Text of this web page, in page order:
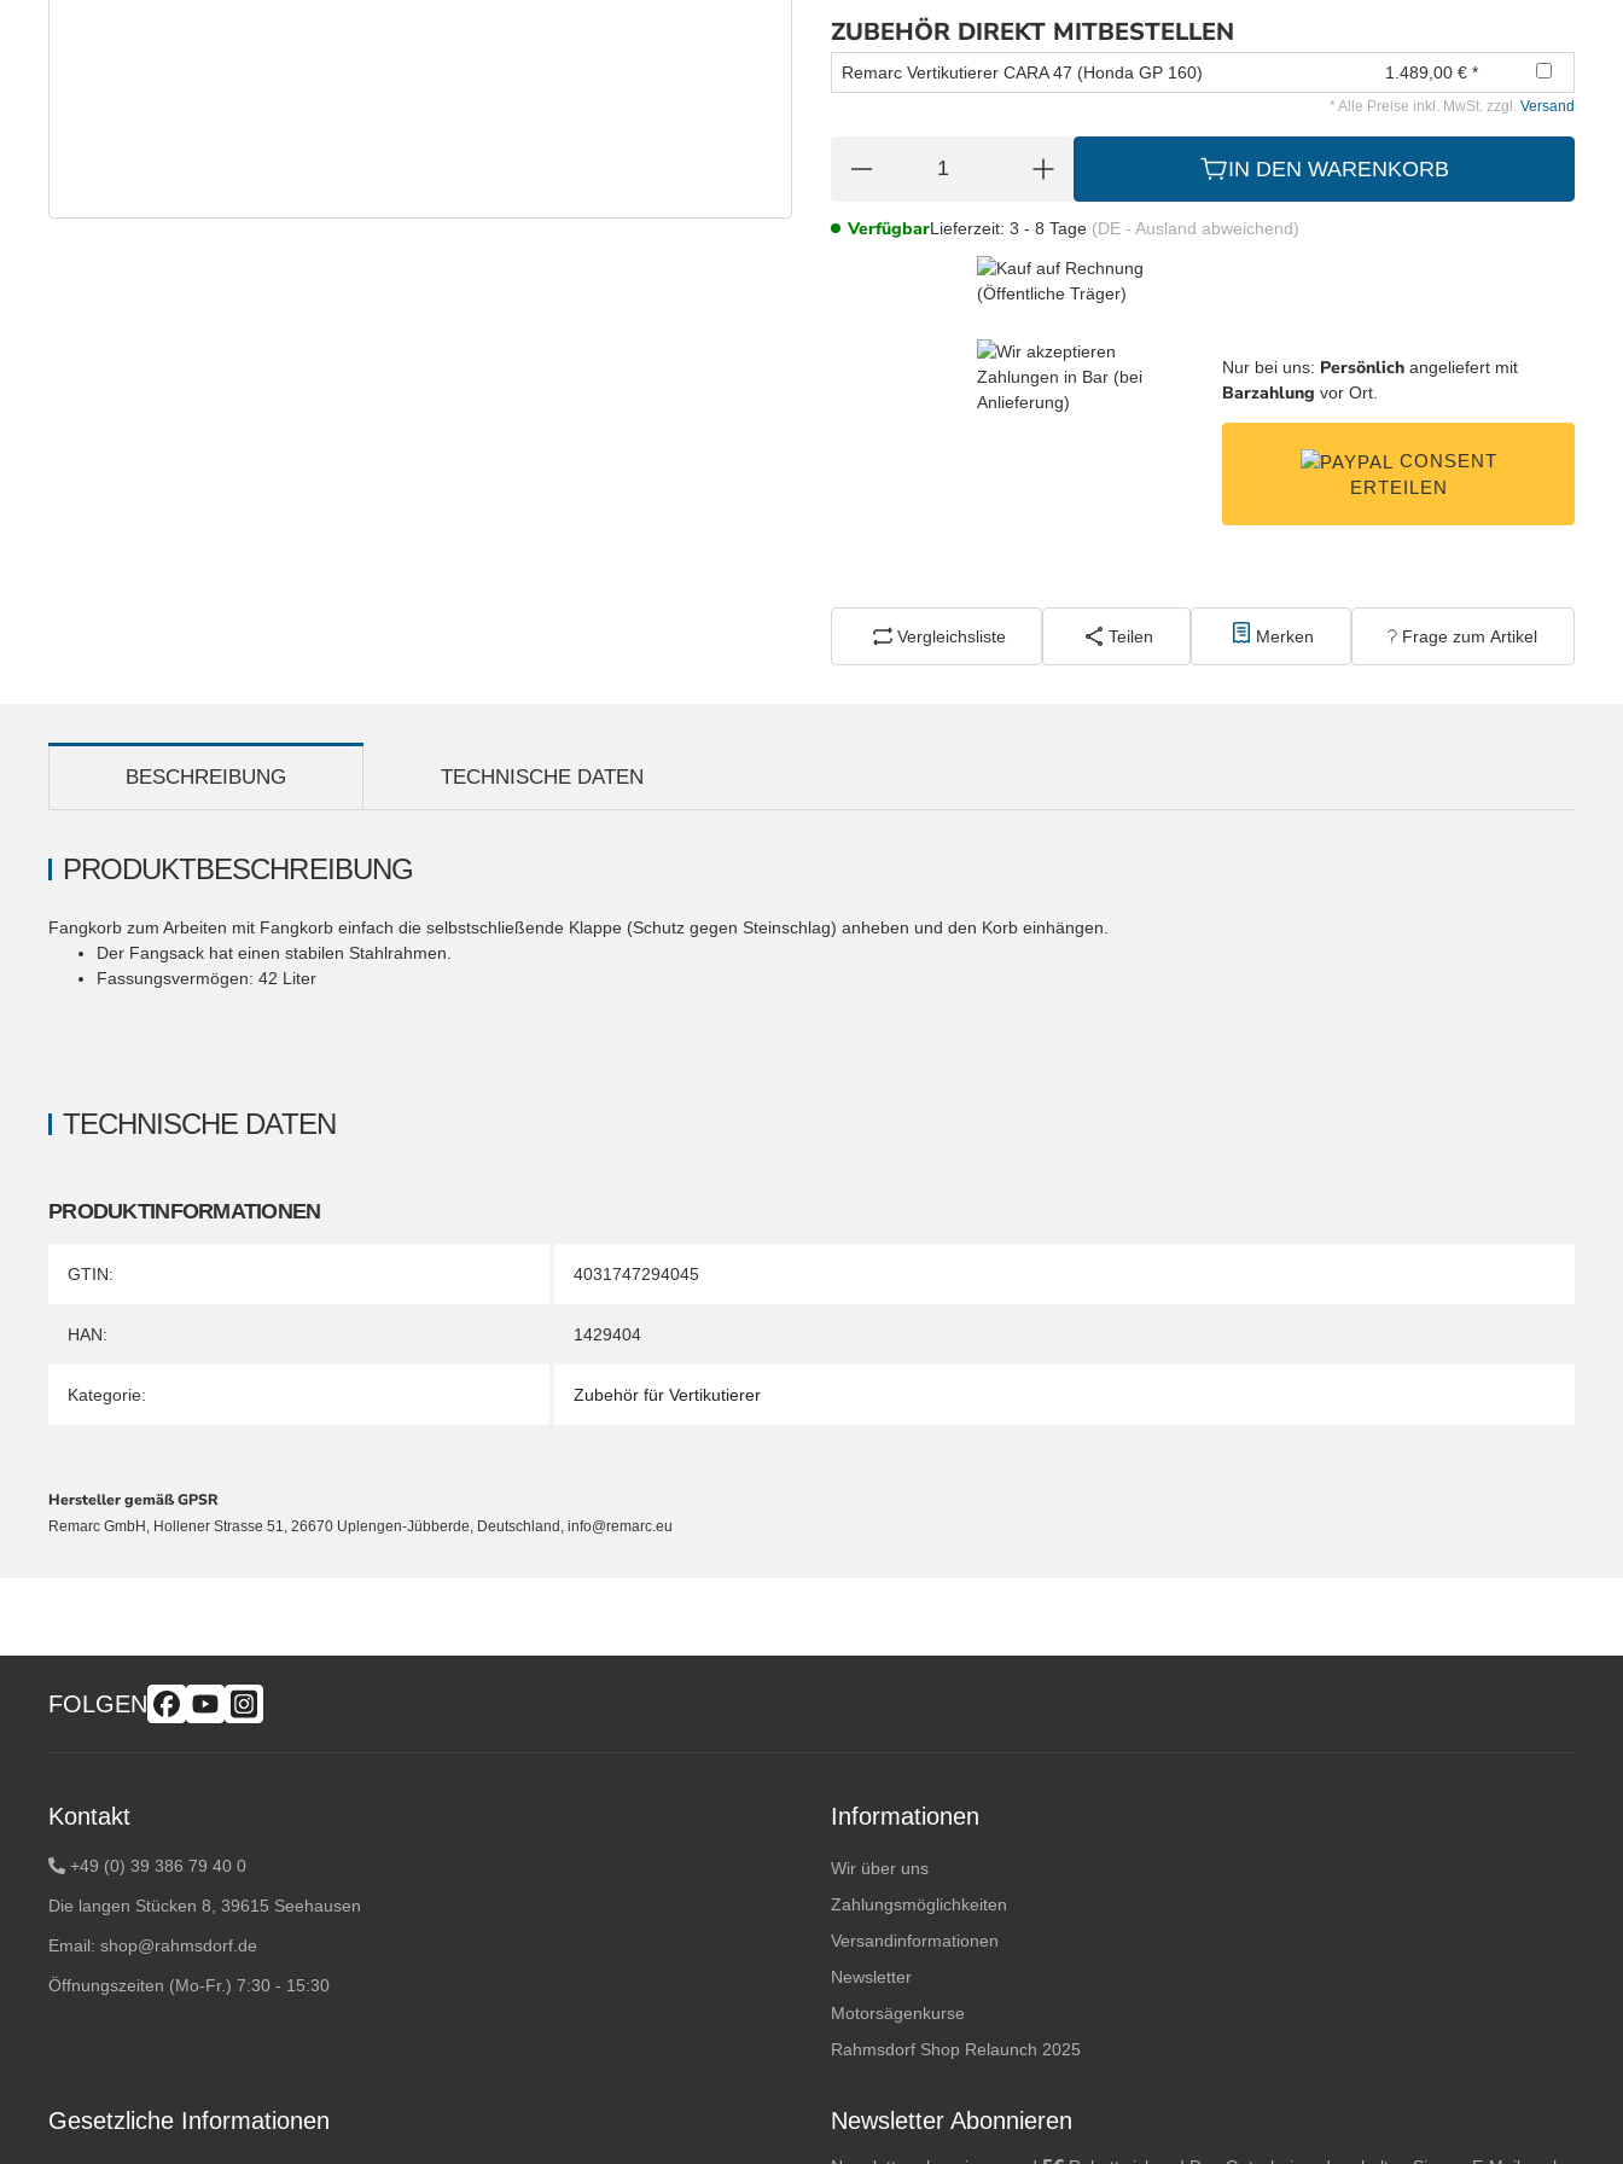
ZUBEHÖR DIREKT MITBESTELLEN
Remarc Vertikutierer CARA 47 (Honda GP 160) 1.489,00 € *
* Alle Preise inkl. MwSt. zzgl. Versand
IN DEN WARENKORB
VerfügbarLieferzeit: 3 - 8 Tage (DE - Ausland abweichend)
Nur bei uns: Persönlich angeliefert mit
Barzahlung vor Ort.
CONSENT
ERTEILEN
Vergleichsliste Teilen Merken Frage zum Artikel
TECHNISCHE DATEN
BESCHREIBUNG
TECHNISCHE DATEN
PRODUKTINFORMATIONEN
Produkteigenschaft
Wert
GTIN: 4031747294045
HAN: 1429404
Kategorie: Zubehör für Vertikutierer
PRODUKTBESCHREIBUNG
Fangkorb zum Arbeiten mit Fangkorb einfach die selbstschließende Klappe (Schutz gegen Steinschlag) anheben und den Korb einhängen.
Der Fangsack hat einen stabilen Stahlrahmen.
Fassungsvermögen: 42 Liter
Hersteller gemäß GPSR
Remarc GmbH, Hollener Strasse 51, 26670 Uplengen-Jübberde, Deutschland, info@remarc.eu
FOLGEN
Kontakt
+49 (0) 39 386 79 40 0
Die langen Stücken 8, 39615 Seehausen
Email: shop@rahmsdorf.de
Öffnungszeiten (Mo-Fr.) 7:30 - 15:30
Informationen
Wir über uns
Zahlungsmöglichkeiten
Versandinformationen
Newsletter
Motorsägenkurse
Rahmsdorf Shop Relaunch 2025
Gesetzliche Informationen Newsletter Abonnieren